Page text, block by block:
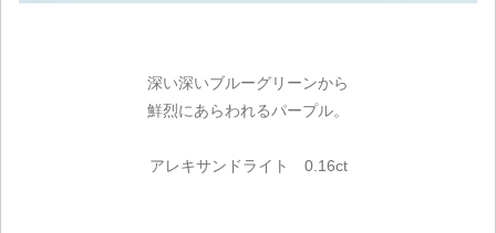
深い深いブルーグリーンから
鮮烈にあらわれるパープル。
アレキサンドライト 0.16ct